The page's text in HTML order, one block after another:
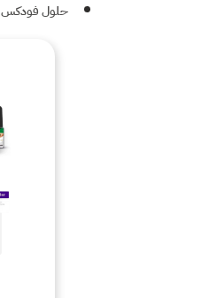
حلول فودكس